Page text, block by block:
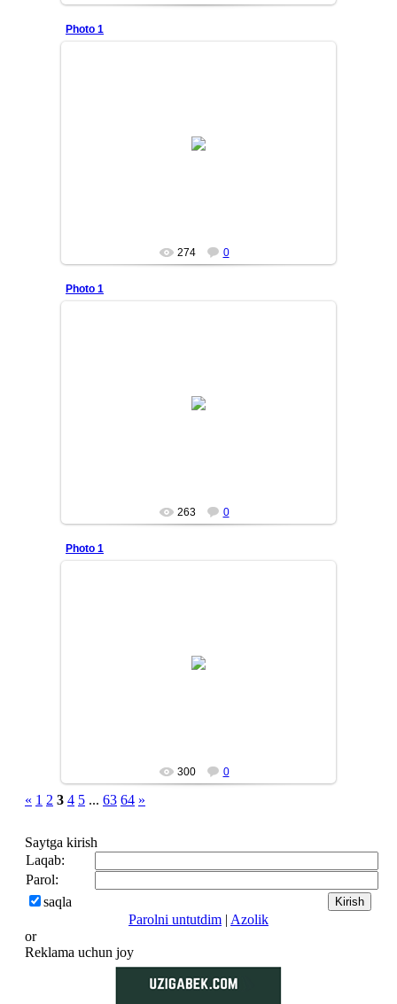
Photo 1
274 0
Photo 1
263 0
Photo 1
300 0
« 1 2 3 4 5 ... 63 64 »
Saytga kirish
Laqab:
Parol:
saqla
Parolni untutdim | Azolik
or
Reklama uchun joy